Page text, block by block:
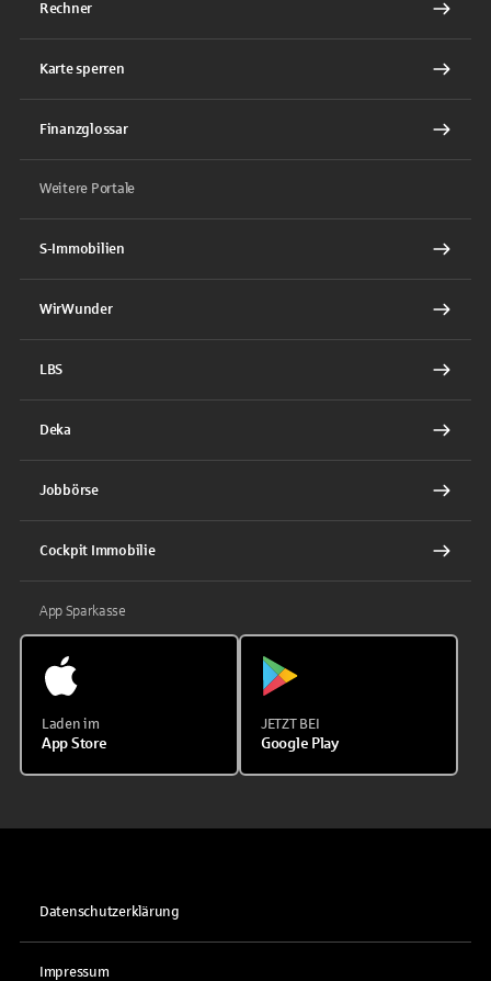
Rechner
Karte sperren
Finanzglossar
Weitere Portale
S-Immobilien
WirWunder
LBS
Deka
Jobbörse
Cockpit Immobilie
App Sparkasse
Laden im
App Store
JETZT BEI
Google Play
Datenschutzerklärung
Impressum